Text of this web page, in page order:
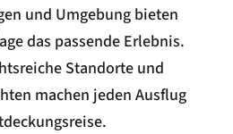
und Umgebung bieten
das passende Erlebnis.
Standorte und
machen jeden Ausflug